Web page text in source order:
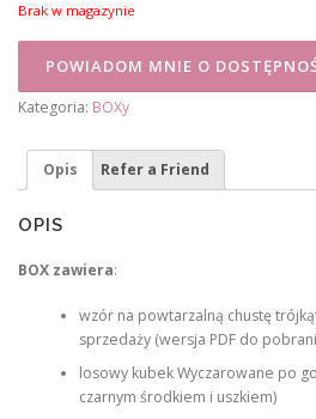
r
w
t
n
e
n
a
w
y
u
a
n
a
a
w
y
n
Brak w magazynie
Kategoria: BOXy
Opis Refer a Friend
OPIS
BOX zawiera:
wzór na powtarzalną chustę
sprzedaży (wersja PDF do
losowy kubek Wyczarowane po
czarnym środkiem i uszkiem)